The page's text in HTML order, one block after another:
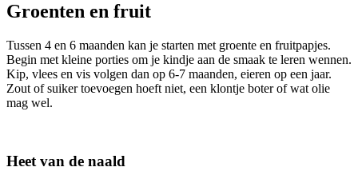
Groenten en fruit
Tussen 4 en 6 maanden kan je starten met groente en fruitpapjes.
Begin met kleine porties om je kindje aan de smaak te leren wennen.
Kip, vlees en vis volgen dan op 6-7 maanden, eieren op een jaar.
Zout of suiker toevoegen hoeft niet, een klontje boter of wat olie
mag wel.
Heet van de naald